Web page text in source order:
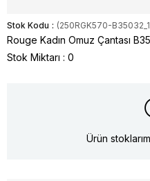
Stok Kodu (250RGK570-
Rouge Kadın Omuz Çantası
Stok Miktarı : 0
Ürün